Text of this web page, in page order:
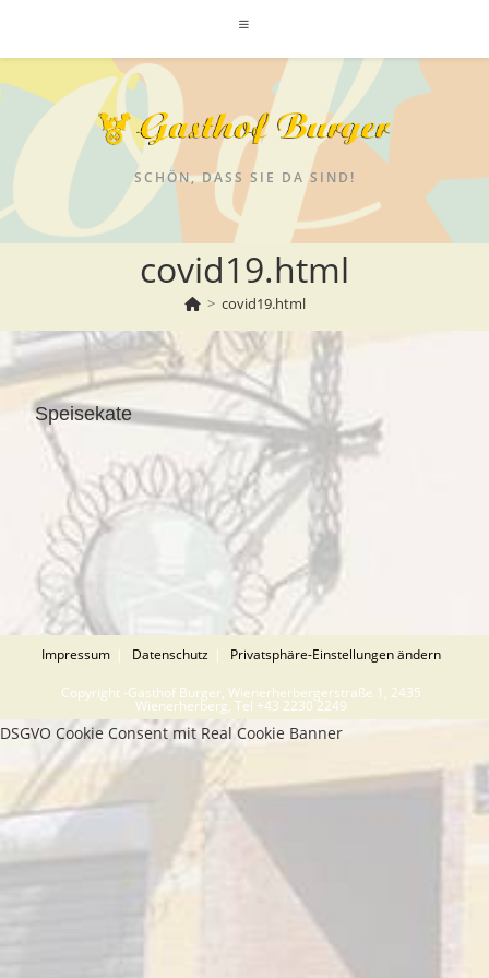
SCHÖN, DASS SIE DA SIND!
covid19.html
> covid19.html
Speisekate
Impressum Datenschutz Privatsphäre-Einstellungen ändern
Copyright -Gasthof Burger, Wienerherbergerstraße 1, 2435
Wienerherberg, Tel +43 2230 2249
DSGVO Cookie Consent mit Real Cookie Banner